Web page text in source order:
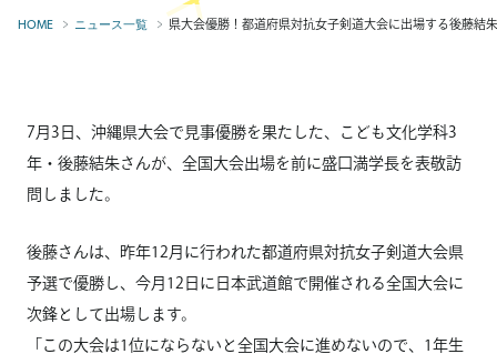
HOME ニュース一覧 県大会優勝！都道府県対抗女子剣道大会に出場する後藤結
7月3日、沖縄県大会で見事優勝を果たした、こども文化学科3
年・後藤結朱さんが、全国大会出場を前に盛口満学長を表敬訪
問しました。
後藤さんは、昨年12月に行われた都道府県対抗女子剣道大会県
予選で優勝し、今月12日に日本武道館で開催される全国大会に
次鋒として出場します。
「この大会は1位にならないと全国大会に進めないので、1年生